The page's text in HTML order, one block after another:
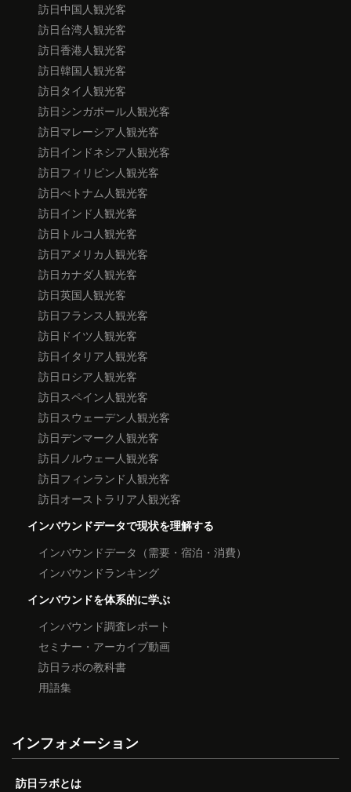
訪日中国人観光客
訪日台湾人観光客
訪日香港人観光客
訪日韓国人観光客
訪日タイ人観光客
訪日シンガポール人観光客
訪日マレーシア人観光客
訪日インドネシア人観光客
訪日フィリピン人観光客
訪日べトナム人観光客
訪日インド人観光客
訪日トルコ人観光客
訪日アメリカ人観光客
訪日カナダ人観光客
訪日英国人観光客
訪日フランス人観光客
訪日ドイツ人観光客
訪日イタリア人観光客
訪日ロシア人観光客
訪日スペイン人観光客
訪日スウェーデン人観光客
訪日デンマーク人観光客
訪日ノルウェー人観光客
訪日フィンランド人観光客
訪日オーストラリア人観光客
インバウンドデータで現状を理解する
インバウンドデータ（需要・宿泊・消費）
インバウンドランキング
インバウンドを体系的に学ぶ
インバウンド調査レポート
セミナー・アーカイブ動画
訪日ラボの教科書
用語集
インフォメーション
訪日ラボとは